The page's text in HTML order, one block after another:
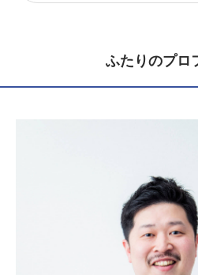
ふたりのプロ